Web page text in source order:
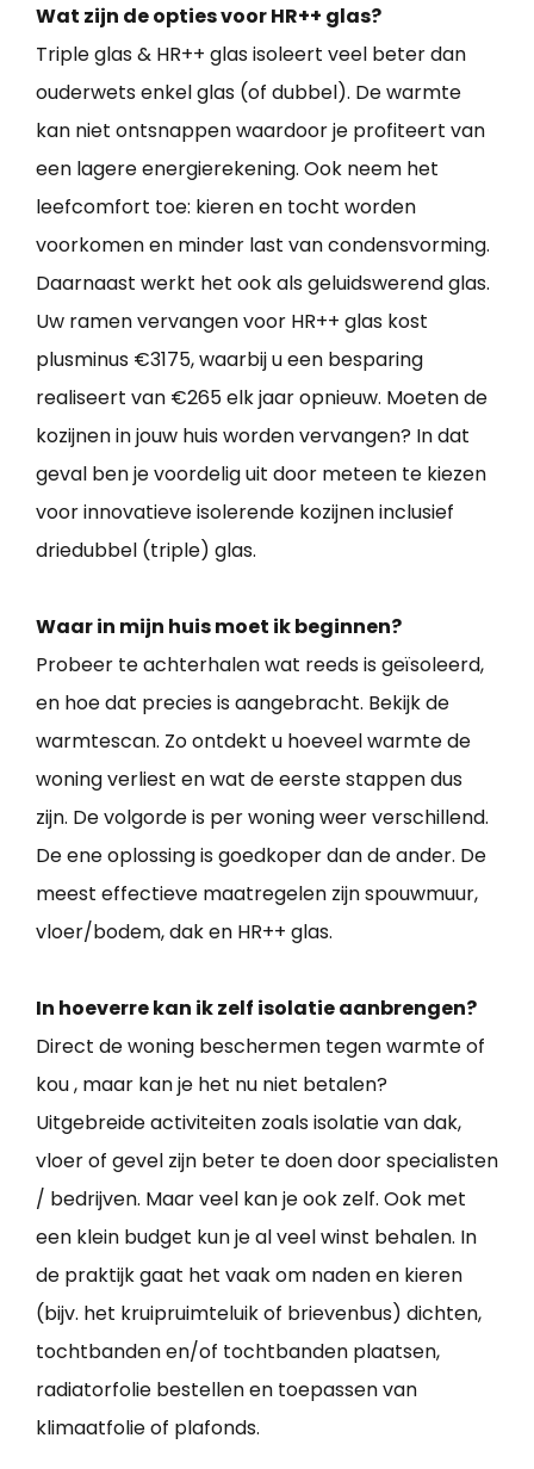
Wat zijn de opties voor HR++ glas?
Triple glas & HR++ glas isoleert veel beter dan
ouderwets enkel glas (of dubbel). De warmte
kan niet ontsnappen waardoor je profiteert van
een lagere energierekening. Ook neem het
leefcomfort toe: kieren en tocht worden
voorkomen en minder last van condensvorming.
Daarnaast werkt het ook als geluidswerend glas.
Uw ramen vervangen voor HR++ glas kost
plusminus €3175, waarbij u een besparing
realiseert van €265 elk jaar opnieuw. Moeten de
kozijnen in jouw huis worden vervangen? In dat
geval ben je voordelig uit door meteen te kiezen
voor innovatieve isolerende kozijnen inclusief
driedubbel (triple) glas.
Waar in mijn huis moet ik beginnen?
Probeer te achterhalen wat reeds is geïsoleerd,
en hoe dat precies is aangebracht. Bekijk de
warmtescan. Zo ontdekt u hoeveel warmte de
woning verliest en wat de eerste stappen dus
zijn. De volgorde is per woning weer verschillend.
De ene oplossing is goedkoper dan de ander. De
meest effectieve maatregelen zijn spouwmuur,
vloer/bodem, dak en HR++ glas.
In hoeverre kan ik zelf isolatie aanbrengen?
Direct de woning beschermen tegen warmte of
kou , maar kan je het nu niet betalen?
Uitgebreide activiteiten zoals isolatie van dak,
vloer of gevel zijn beter te doen door specialisten
/ bedrijven. Maar veel kan je ook zelf. Ook met
een klein budget kun je al veel winst behalen. In
de praktijk gaat het vaak om naden en kieren
(bijv. het kruipruimteluik of brievenbus) dichten,
tochtbanden en/of tochtbanden plaatsen,
radiatorfolie bestellen en toepassen van
klimaatfolie of plafonds.